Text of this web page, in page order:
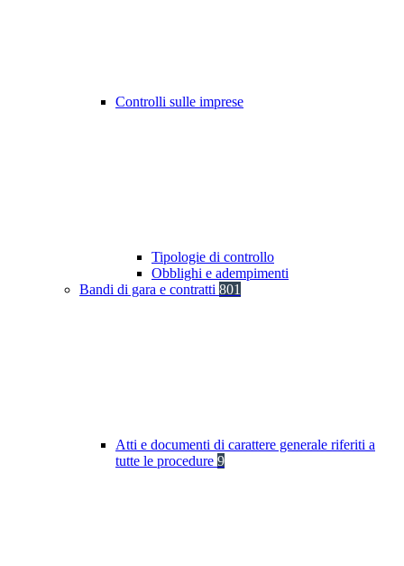
Controlli sulle imprese
Tipologie di controllo
Obblighi e adempimenti
Bandi di gara e contratti 801
Atti e documenti di carattere generale riferiti a
tutte le procedure 9